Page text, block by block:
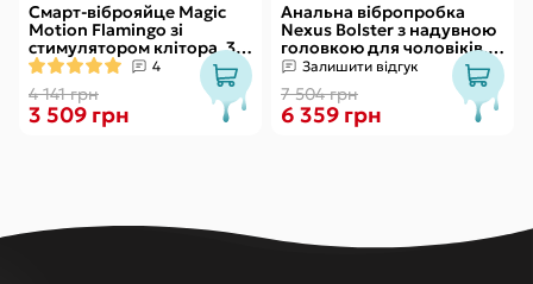
Смарт-віброяйце Magic
Motion Flamingo зі
стимулятором клітора, 3
види вправ Кегеля
4
4 141 грн
3 509 грн
Анальна вібропробка
Nexus Bolster з надувною
головкою для чоловіків,
пульт ДК
Залишити відгук
7 504 грн
6 359 грн